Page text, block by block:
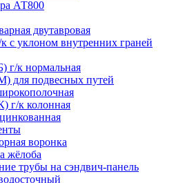
АТ800
двутавровая
к с уклоном внутренних граней
г/к нормальная
для подвесных путей
г/к колонная
воронка
жёлоба
трубы на сэндвич-панель